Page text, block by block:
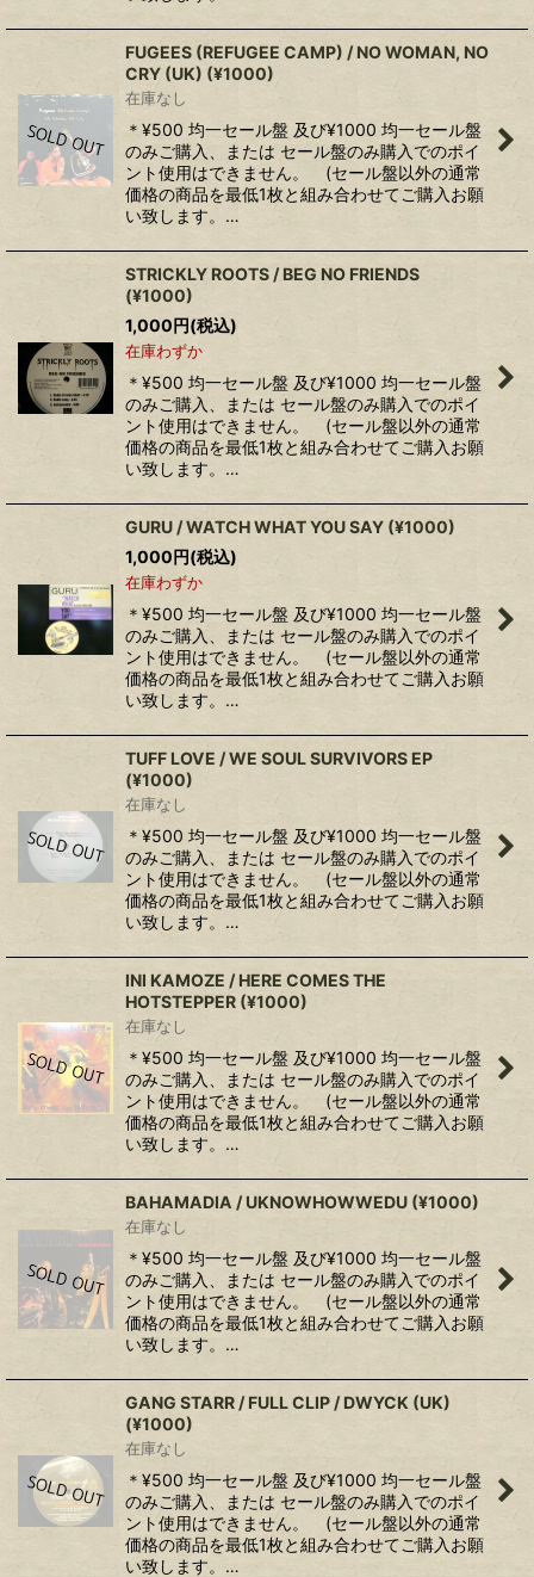
FUGEES (REFUGEE CAMP) / NO WOMAN, NO
CRY (UK) (¥1000)
在庫なし
＊¥500 均一セール盤 及び¥1000 均一セール盤
のみご購入、または セール盤のみ購入でのポイ
ント使用はできません。 (セール盤以外の通常
価格の商品を最低1枚と組み合わせてご購入お願
い致します。…
STRICKLY ROOTS / BEG NO FRIENDS
(¥1000)
1,000円(税込)
在庫わずか
＊¥500 均一セール盤 及び¥1000 均一セール盤
のみご購入、または セール盤のみ購入でのポイ
ント使用はできません。 (セール盤以外の通常
価格の商品を最低1枚と組み合わせてご購入お願
い致します。…
GURU / WATCH WHAT YOU SAY (¥1000)
1,000円(税込)
在庫わずか
＊¥500 均一セール盤 及び¥1000 均一セール盤
のみご購入、または セール盤のみ購入でのポイ
ント使用はできません。 (セール盤以外の通常
価格の商品を最低1枚と組み合わせてご購入お願
い致します。…
TUFF LOVE / WE SOUL SURVIVORS EP
(¥1000)
在庫なし
＊¥500 均一セール盤 及び¥1000 均一セール盤
のみご購入、または セール盤のみ購入でのポイ
ント使用はできません。 (セール盤以外の通常
価格の商品を最低1枚と組み合わせてご購入お願
い致します。…
INI KAMOZE / HERE COMES THE
HOTSTEPPER (¥1000)
在庫なし
＊¥500 均一セール盤 及び¥1000 均一セール盤
のみご購入、または セール盤のみ購入でのポイ
ント使用はできません。 (セール盤以外の通常
価格の商品を最低1枚と組み合わせてご購入お願
い致します。…
BAHAMADIA / UKNOWHOWWEDU (¥1000)
在庫なし
＊¥500 均一セール盤 及び¥1000 均一セール盤
のみご購入、または セール盤のみ購入でのポイ
ント使用はできません。 (セール盤以外の通常
価格の商品を最低1枚と組み合わせてご購入お願
い致します。…
GANG STARR / FULL CLIP / DWYCK (UK)
(¥1000)
在庫なし
＊¥500 均一セール盤 及び¥1000 均一セール盤
のみご購入、または セール盤のみ購入でのポイ
ント使用はできません。 (セール盤以外の通常
価格の商品を最低1枚と組み合わせてご購入お願
い致します。…